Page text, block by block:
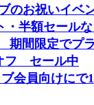
のお祝いイ
・半額セール
間限定でプ
フ セール中
会員向けにで